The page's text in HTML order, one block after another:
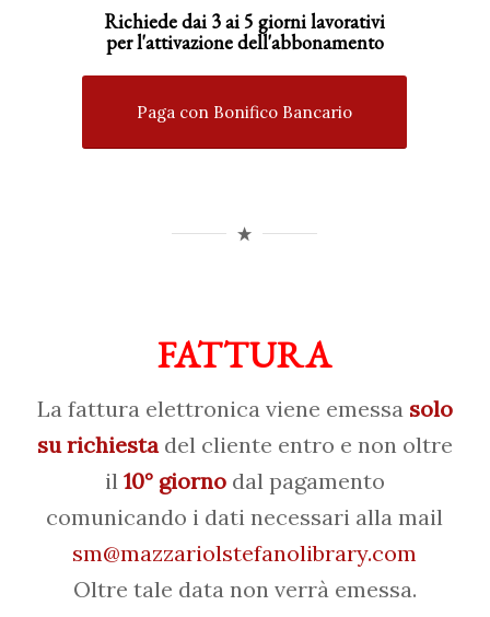
Richiede dai 3 ai 5 giorni lavorativi
perl'attivazionedell'abbonamento
Paga con Bonifico Bancario
FATTURA
La fattura elettronica viene emessasolo
su richiestadel cliente entro e non oltre
il 10° giornodal pagamento
comunicando i dati necessari alla mail
sm@mazzariolstefanolibrary.com
Oltre tale data non verrà emessa.